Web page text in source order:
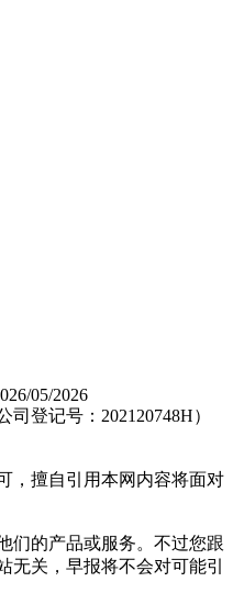
05/2026
登记号：202120748H）
，擅自引用本网内容将面对
们的产品或服务。不过您跟
无关，早报将不会对可能引